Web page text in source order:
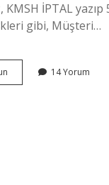
İPTAL yazıp
gibi, Müşteri…
Telekom
14 Yorum